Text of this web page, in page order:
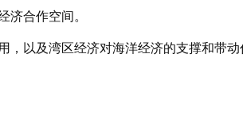
济合作空间。
及湾区经济对海洋经济的支撑和带动